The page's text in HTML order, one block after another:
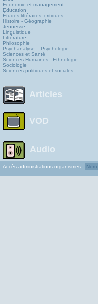
Economie et management
Education
Études littéraires, critiques
Histoire - Géographie
Jeunesse
Linguistique
Littérature
Philosophie
Psychanalyse – Psychologie
Sciences et Santé
Sciences Humaines - Ethnologie -
Sociologie
Sciences politiques et sociales
Articles
VOD
Audio
Accès administrations organismes :